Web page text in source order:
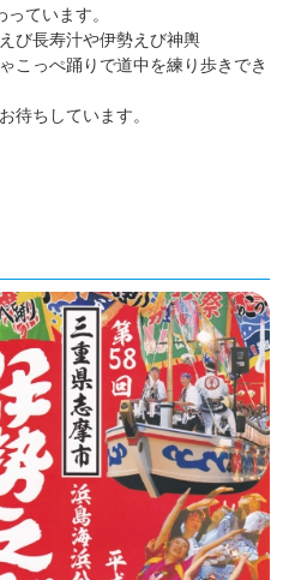
ています。
長寿汁や伊勢えび神輿
っぺ踊りで道中を練り歩きでき
ちしています。